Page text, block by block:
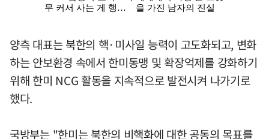
양측 대표는 북한의 핵·미사일 능력이 고도화되고, 변화
하는 안보환경 속에서 한미동맹 및 확장억제를 강화하기
위해 한미 NCG 활동을 지속적으로 발전시켜 나가기로
했다.
국방부는 "한미는 북한의 비핵화에 대한 공동의 목표를